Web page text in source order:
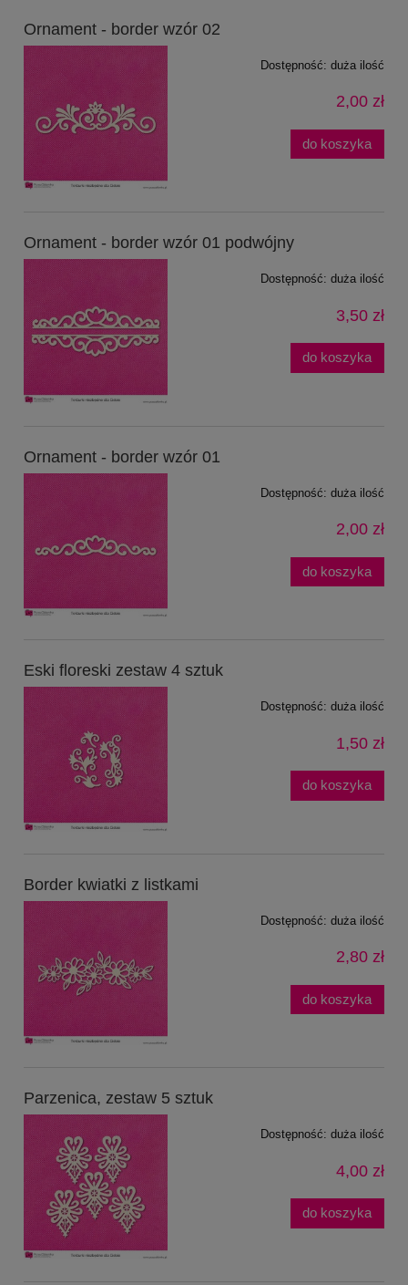
Ornament - border wzór 02
Dostępność: duża ilość
2,00 zł
do koszyka
Ornament - border wzór 01 podwójny
Dostępność: duża ilość
3,50 zł
do koszyka
Ornament - border wzór 01
Dostępność: duża ilość
2,00 zł
do koszyka
Eski floreski zestaw 4 sztuk
Dostępność: duża ilość
1,50 zł
do koszyka
Border kwiatki z listkami
Dostępność: duża ilość
2,80 zł
do koszyka
Parzenica, zestaw 5 sztuk
Dostępność: duża ilość
4,00 zł
do koszyka